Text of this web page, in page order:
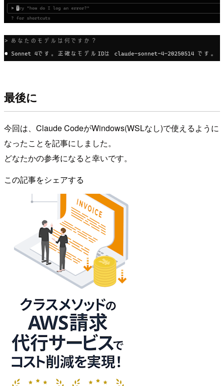
最後に
今回は、Claude CodeがWindows(WSLなし)で使えるように
なったことを記事にしました。
どなたかの参考になると幸いです。
この記事をシェアする